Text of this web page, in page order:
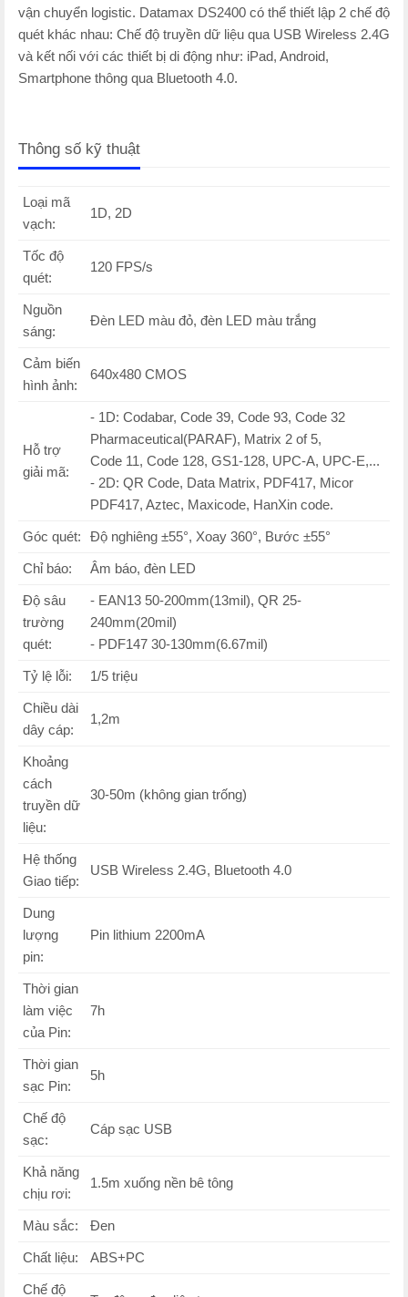
vận chuyển logistic. Datamax DS2400 có thể thiết lập 2 chế độ
quét khác nhau: Chế độ truyền dữ liệu qua USB Wireless 2.4G
và kết nối với các thiết bị di động như: iPad, Android,
Smartphone thông qua Bluetooth 4.0.
Thông số kỹ thuật
Loại mã
vạch:
1D, 2D
Tốc độ
quét:
120 FPS/s
Nguồn
sáng:
Đèn LED màu đỏ, đèn LED màu trắng
Cảm biến
hình ảnh:
640x480 CMOS
Hỗ trợ
giải mã:
- 1D: Codabar, Code 39, Code 93, Code 32
Pharmaceutical(PARAF), Matrix 2 of 5,
Code 11, Code 128, GS1-128, UPC-A, UPC-E,...
- 2D: QR Code, Data Matrix, PDF417, Micor
PDF417, Aztec, Maxicode, HanXin code.
Góc quét: Độ nghiêng ±55°, Xoay 360°, Bước ±55°
Chỉ báo: Âm báo, đèn LED
Độ sâu
trường
quét:
- EAN13 50-200mm(13mil), QR 25-
240mm(20mil)
- PDF147 30-130mm(6.67mil)
Tỷ lệ lỗi: 1/5 triệu
Chiều dài
dây cáp:
1,2m
Khoảng
cách
truyền dữ
liệu:
30-50m (không gian trống)
Hệ thống
Giao tiếp:
USB Wireless 2.4G, Bluetooth 4.0
Dung
lượng
pin:
Pin lithium 2200mA
Thời gian
làm việc
của Pin:
7h
Thời gian
sạc Pin:
5h
Chế độ
sạc:
Cáp sạc USB
Khả năng
chịu rơi:
1.5m xuống nền bê tông
Màu sắc: Đen
Chất liệu: ABS+PC
Chế độ